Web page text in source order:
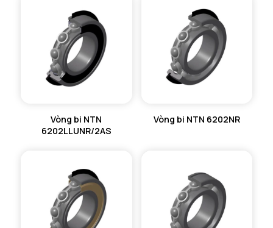
Vòng bi NTN
6202LLUNR/2AS
Vòng bi NTN 6202NR